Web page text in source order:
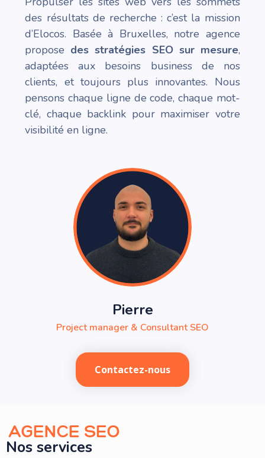
des résultats de recherche : c’est la mission
d’Elocos. Basée à Bruxelles, notre agence
propose des stratégies SEO sur mesure,
adaptées aux besoins business de nos
clients, et toujours plus innovantes. Nous
pensons chaque ligne de code, chaque mot-
clé, chaque backlink pour maximiser votre
visibilité en ligne.
Pierre
Project manager & Consultant SEO
Contactez-nous
AGENCE SEO
Nos services